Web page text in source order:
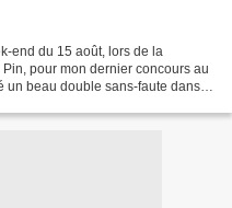
end du 15 août, lors de la
pour mon dernier concours au
beau double sans-faute dans le